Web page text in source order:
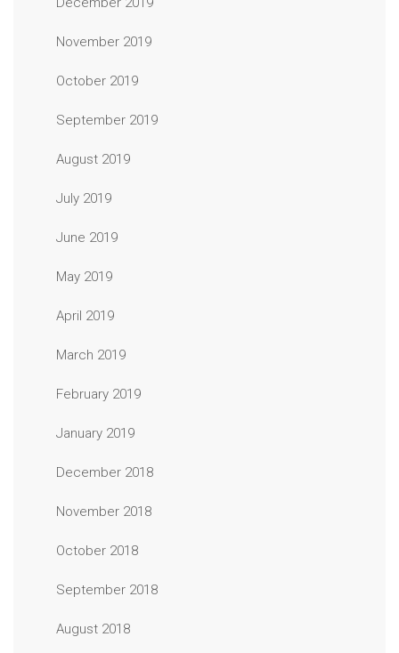
November 2019
October 2019
September 2019
August 2019
July 2019
June 2019
May 2019
April 2019
March 2019
February 2019
January 2019
December 2018
November 2018
October 2018
September 2018
August 2018